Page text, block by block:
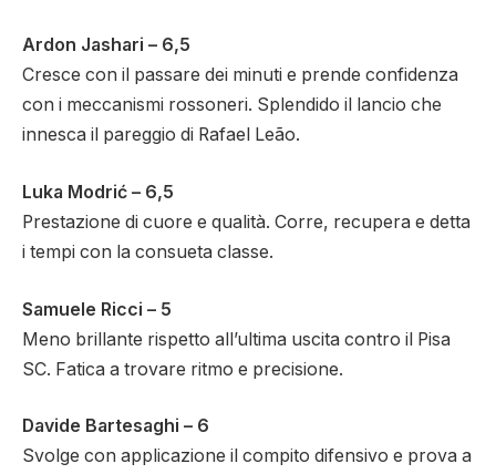
Ardon Jashari – 6,5
Cresce con il passare dei minuti e prende confidenza
con i meccanismi rossoneri. Splendido il lancio che
innesca il pareggio di Rafael Leão.
Luka Modrić – 6,5
Prestazione di cuore e qualità. Corre, recupera e detta
i tempi con la consueta classe.
Samuele Ricci – 5
Meno brillante rispetto all’ultima uscita contro il Pisa
SC. Fatica a trovare ritmo e precisione.
Davide Bartesaghi – 6
Svolge con applicazione il compito difensivo e prova a